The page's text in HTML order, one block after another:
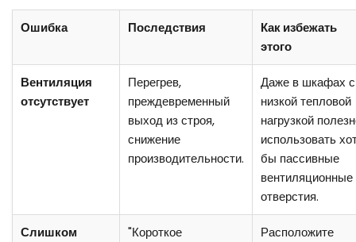
Ошибка Последствия
Как избежать
этого
Вентиляция
отсутствует
Перегрев,
преждевременный
выход из строя,
снижение
производительности.
Даже в шкафах с
низкой тепловой
нагрузкой
использовать
бы пассивные
вентиляционные
отверстия.
Слишком
"Короткое
Расположите